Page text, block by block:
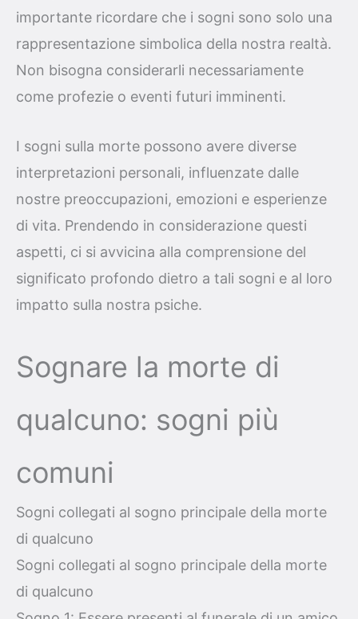
importante ricordare che i sogni sono solo una
rappresentazione simbolica della nostra realtà.
Non bisogna considerarli necessariamente
come profezie o eventi futuri imminenti.
I sogni sulla morte possono avere diverse
interpretazioni personali, influenzate dalle
nostre preoccupazioni, emozioni e esperienze
di vita. Prendendo in considerazione questi
aspetti, ci si avvicina alla comprensione del
significato profondo dietro a tali sogni e al loro
impatto sulla nostra psiche.
Sognare la morte di
qualcuno: sogni più
comuni
Sogni collegati al sogno principale della morte
di qualcuno
Sogni collegati al sogno principale della morte
di qualcuno